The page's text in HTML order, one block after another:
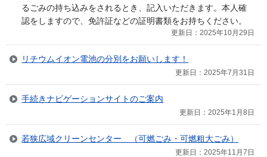
るごみの持ち込みをされるとき、記入いただきます。本人確
認をしますので、免許証などの証明書類をお持ちください。
更新日：2025年10月29日
リチウムイオン電池の分別をお願いします！
更新日：2025年7月31日
手続きナビゲーションサイトのご案内
更新日：2025年1月8日
若狭広域クリーンセンター （可燃ごみ・可燃粗大ごみ）
更新日：2025年11月7日